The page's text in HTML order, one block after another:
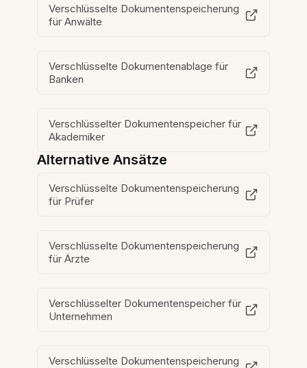
Verschlüsselte Dokumentenspeicherung
für Anwälte
Verschlüsselte Dokumentenablage für
Banken
Verschlüsselter Dokumentenspeicher für
Akademiker
Alternative Ansätze
Verschlüsselte Dokumentenspeicherung
für Prüfer
Verschlüsselte Dokumentenspeicherung
für Ärzte
Verschlüsselter Dokumentenspeicher für
Unternehmen
Verschlüsselte Dokumentenspeicherung